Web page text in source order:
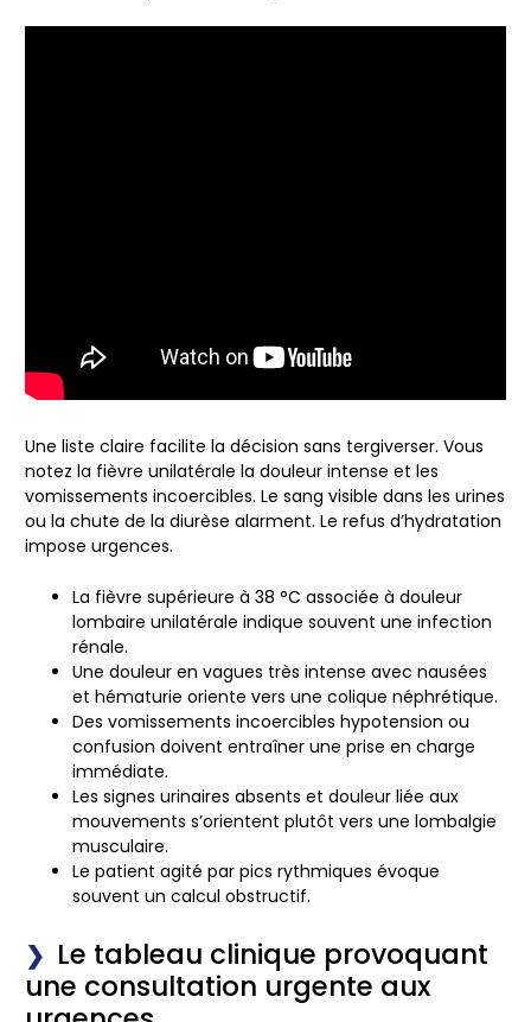
Une liste claire facilite la décision sans tergiverser. Vous
notez la fièvre unilatérale la douleur intense et les
vomissements incoercibles. Le sang visible dans les urines
ou la chute de la diurèse alarment. Le refus d’hydratation
impose urgences.
La fièvre supérieure à 38 °C associée à douleur
lombaire unilatérale indique souvent une infection
rénale.
Une douleur en vagues très intense avec nausées
et hématurie oriente vers une colique néphrétique.
Des vomissements incoercibles hypotension ou
confusion doivent entraîner une prise en charge
immédiate.
Les signes urinaires absents et douleur liée aux
mouvements s’orientent plutôt vers une lombalgie
musculaire.
Le patient agité par pics rythmiques évoque
souvent un calcul obstructif.
Le tableau clinique provoquant
une consultation urgente aux